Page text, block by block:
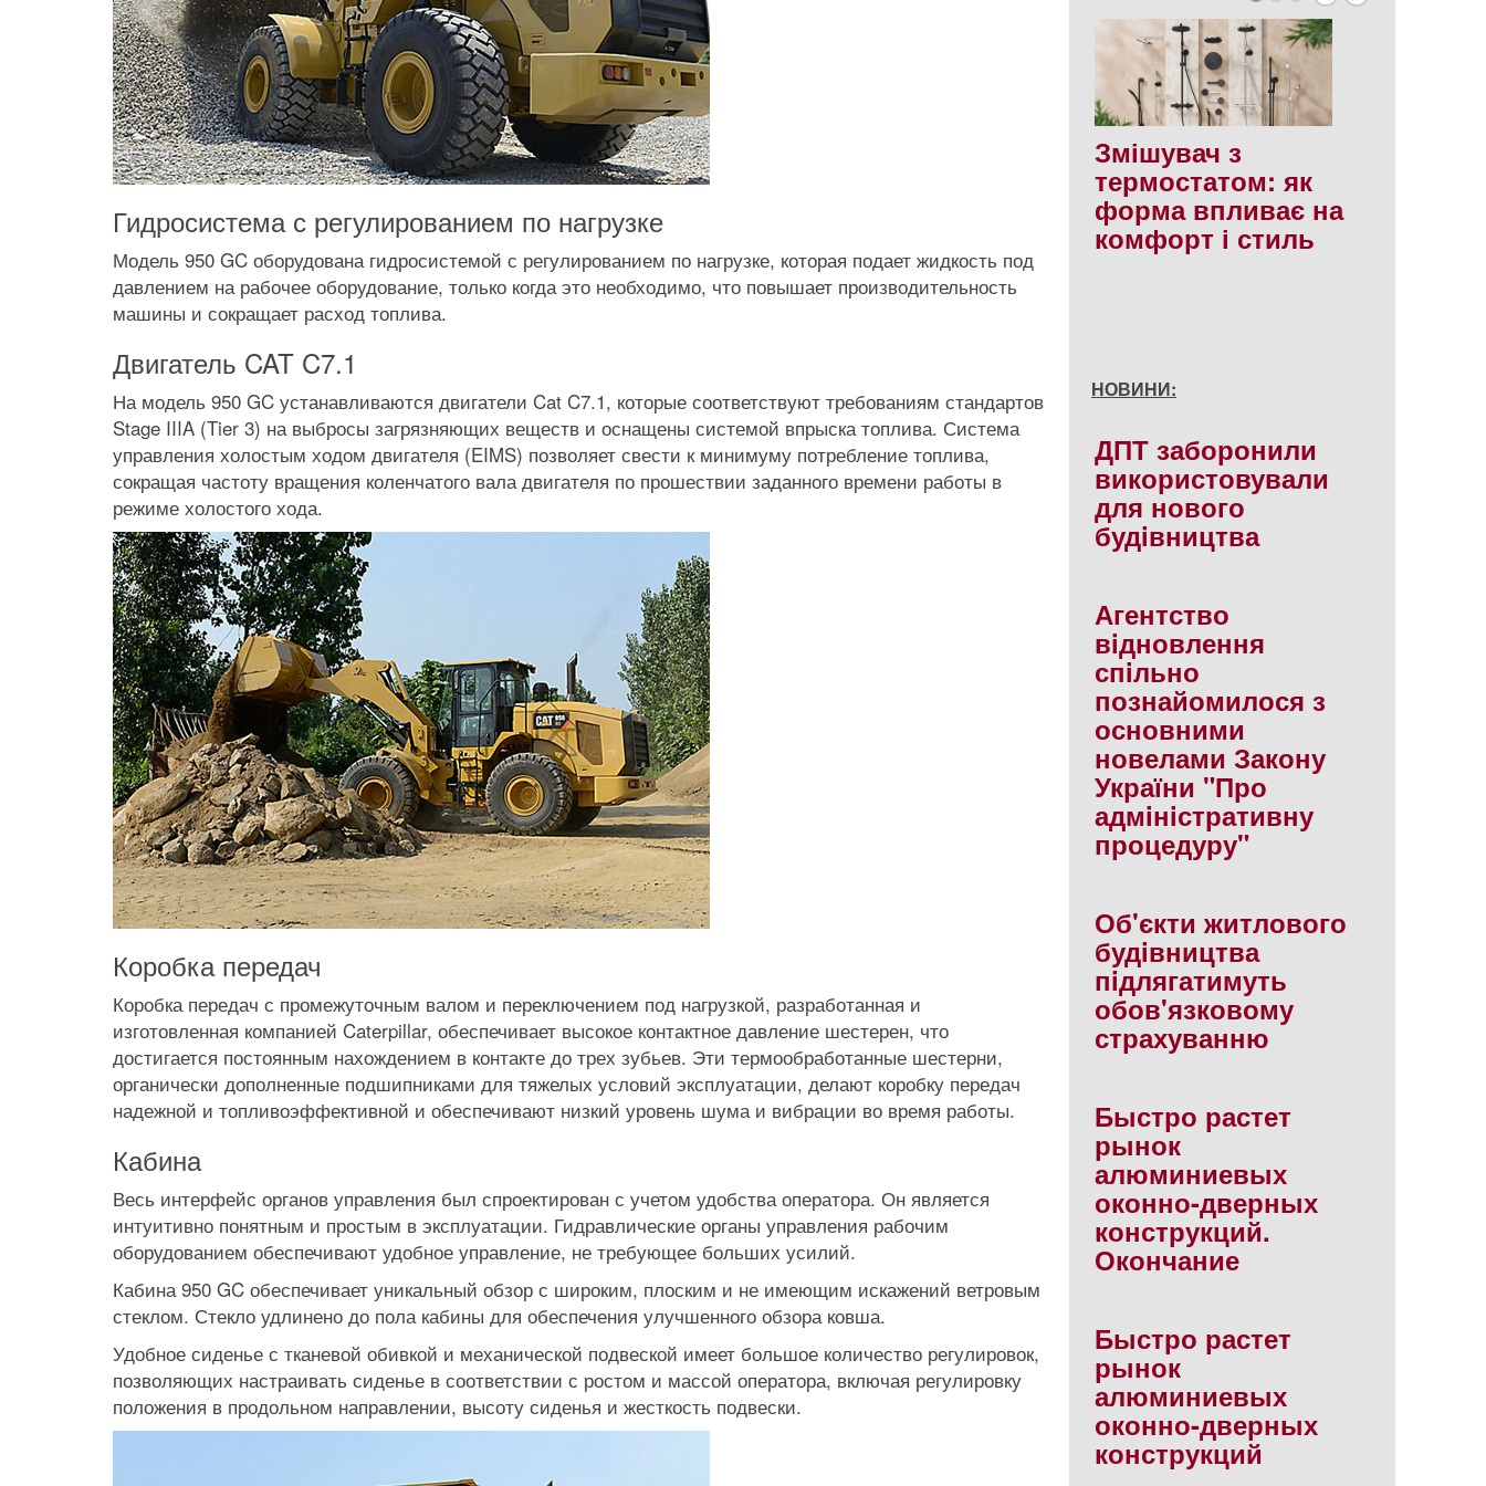
Гидросистема с регулированием по нагрузке
Модель 950 GC оборудована гидросистемой с регулированием по нагрузке, которая подает жидкость под
давлением на рабочее оборудование, только когда это необходимо, что повышает производительность
машины и сокращает расход топлива.
Двигатель CAT C7.1
На модель 950 GC устанавливаются двигатели Cat C7.1, которые соответствуют требованиям стандартов
Stage IIIA (Tier 3) на выбросы загрязняющих веществ и оснащены системой впрыска топлива. Система
управления холостым ходом двигателя (EIMS) позволяет свести к минимуму потребление топлива,
сокращая частоту вращения коленчатого вала двигателя по прошествии заданного времени работы в
режиме холостого хода.
Коробка передач
Коробка передач с промежуточным валом и переключением под нагрузкой, разработанная и
изготовленная компанией Caterpillar, обеспечивает высокое контактное давление шестерен, что
достигается постоянным нахождением в контакте до трех зубьев. Эти термообработанные шестерни,
органически дополненные подшипниками для тяжелых условий эксплуатации, делают коробку передач
надежной и топливоэффективной и обеспечивают низкий уровень шума и вибрации во время работы.
Кабина
Весь интерфейс органов управления был спроектирован с учетом удобства оператора. Он является
интуитивно понятным и простым в эксплуатации. Гидравлические органы управления рабочим
оборудованием обеспечивают удобное управление, не требующее больших усилий.
Кабина 950 GC обеспечивает уникальный обзор с широким, плоским и не имеющим искажений ветровым
стеклом. Стекло удлинено до пола кабины для обеспечения улучшенного обзора ковша.
Удобное сиденье с тканевой обивкой и механической подвеской имеет большое количество регулировок,
позволяющих настраивать сиденье в соответствии с ростом и массой оператора, включая регулировку
положения в продольном направлении, высоту сиденья и жесткость подвески.
Змішувач з
термостатом: як
форма впливає на
комфорт і стиль
НОВИНИ:
ДПТ заборонили
використовували
для нового
будiвництва
Агентство
вiдновлення
спiльно
познайомилося з
основними
новелами Закону
України "Про
адмiнiстративну
процедуру"
Об'єкти житлового
будiвництва
пiдлягатимуть
обов'язковому
страхуванню
Быстро растет
рынок
алюминиевых
оконно-дверных
конструкций.
Окончание
Быстро растет
рынок
алюминиевых
оконно-дверных
конструкций